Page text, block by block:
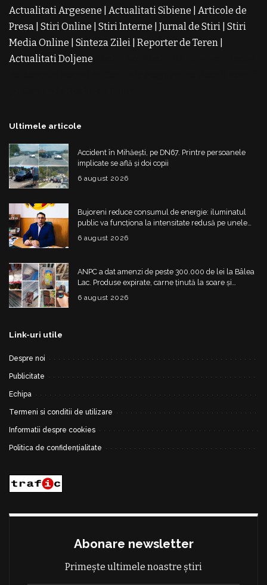
Actualitati Argesene Actualitati Sibiene
Articole de
Presa Stiri Online Stiri Interne Jurnal de Stiri Stiri
Media Online
Sinteza Zilei Reporter de Teren
Actualitati Doljene
Ultimele articole
Accident în Mihăești, pe DN67. Printre persoanele
implicate se află și doi copii
6 august 2026
Bujoreni reduce consumul de energie: iluminatul
public va funcționa la intensitate redusă pe unele
străzi
6 august 2026
ANPC a dat amenzi de peste 300.000 de lei la Bâlea
Lac. Produse expirate, carne ținută la soare și
nereguli grave
6 august 2026
Link-uri utile
Despre noi
Publicitate
Echipa
Termeni si conditii de utilizare
Informatii despre cookies
Politica de confidențialitate
Abonare newsletter
Primește ultimele noastre știri